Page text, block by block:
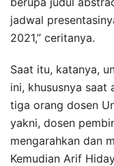
jadwal
2021,” ceritanya.
Saat itu, katanya,
ini, khususnya saat
tiga orang dosen
yakni, dosen
mengarahkan dan
Kemudian Arif